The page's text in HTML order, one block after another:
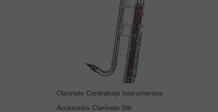
Clarinete Contrabajo Instrumentos
Accesorios Clarinete SIb